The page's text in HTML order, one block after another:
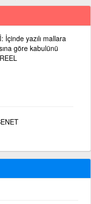
İçinde yazılı mallara
göre kabulünü